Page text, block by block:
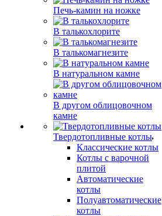
Печь-камин на ножке
В талькохлорите
В талькомагнезите
В натуральном камне
В другом облицовочном
камне
Твердотопливные котлы
Классические котлы
Котлы с варочной
плитой
Автоматические
котлы
Полуавтоматические
котлы